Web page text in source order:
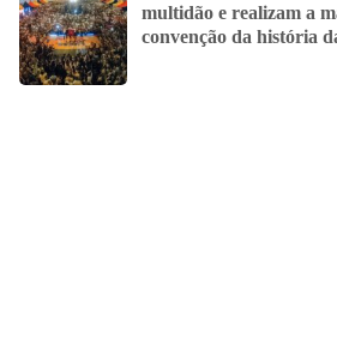
multidão e realizam a
convenção da história